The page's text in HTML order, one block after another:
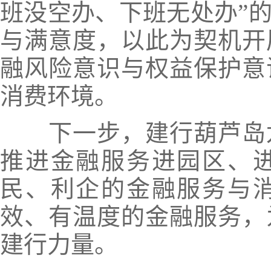
班没空办、下班无处办”
与满意度，以此为契机
融风险意识与权益保护
消费环境。
下一步，建行葫芦岛
推进金融服务进园区、
民、利企的金融服务与
效、有温度的金融服务
建行力量。